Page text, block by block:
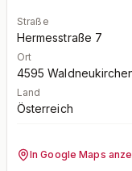
Straße
Hermesstraße 7
Ort
4595
Land
Österreich
In Google Maps